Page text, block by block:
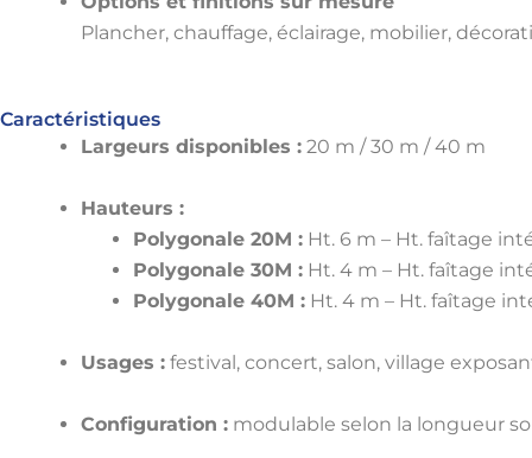
Plancher, chauffage, éclairage, mobilier,
Caractéristiques
Largeurs disponibles : 20 m / 30 m / 40 m
Hauteurs :
Polygonale 20M : Ht. 6 m – Ht. faîtage
Polygonale 30M : Ht. 4 m – Ht. faîtage
Polygonale 40M : Ht. 4 m – Ht. faîtage
Usages : festival, concert, salon, village
Configuration : modulable selon la longueur